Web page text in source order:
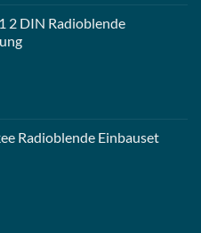
2 DIN Radioblende
Radioblende Einbauset